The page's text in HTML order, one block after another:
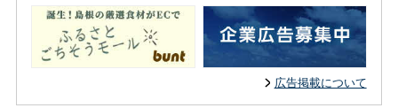
広告掲載について